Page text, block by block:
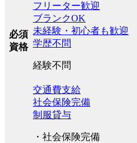
必須
資格
フリーター歓迎
ブランクOK
未経験・初心者も歓迎
学歴不問
経験不問
交通費支給
社会保険完備
制服貸与
・社会保険完備